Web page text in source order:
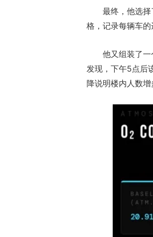
最终，他选
格，记录每辆车的
他又组装了
发现，下午5点后
降说明楼内人数增